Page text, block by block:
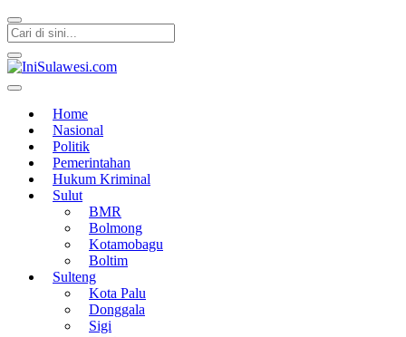
Home
Nasional
Politik
Pemerintahan
Hukum Kriminal
Sulut
BMR
Bolmong
Kotamobagu
Boltim
Sulteng
Kota Palu
Donggala
Sigi